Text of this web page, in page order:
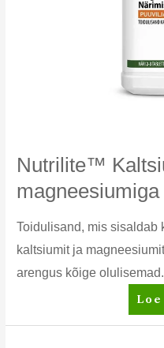
Nutrilite™
magneesiumiga
Toidulisand, mis sisaldab
kaltsiumit ja
arengus kõige